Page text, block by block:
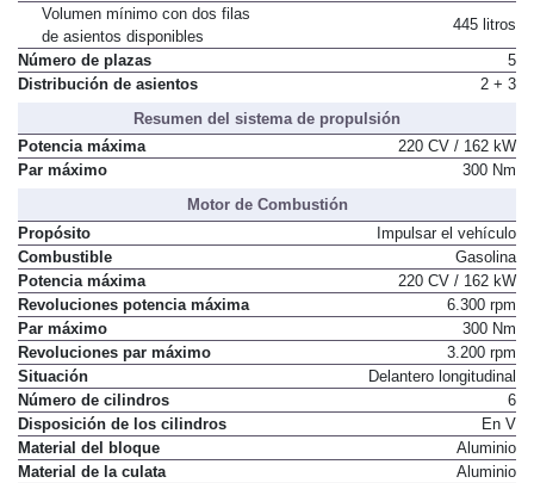
Volumen mínimo con dos filas
de asientos disponibles
445 litros
Número de plazas
5
Distribución de asientos
2 + 3
Resumen del sistema de propulsión
Potencia máxima
220 CV / 162 kW
Par máximo
300 Nm
Motor de Combustión
Propósito
Impulsar el vehículo
Combustible
Gasolina
Potencia máxima
220 CV / 162 kW
Revoluciones potencia máxima
6.300 rpm
Par máximo
300 Nm
Revoluciones par máximo
3.200 rpm
Situación
Delantero longitudinal
Número de cilindros
6
Disposición de los cilindros
En V
Material del bloque
Aluminio
Material de la culata
Aluminio